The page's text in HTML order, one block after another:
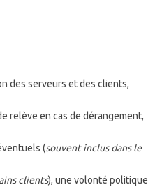
des serveurs et des clients,
relève en cas de dérangement,
(souvent inclus dans le
clients), une volonté politique